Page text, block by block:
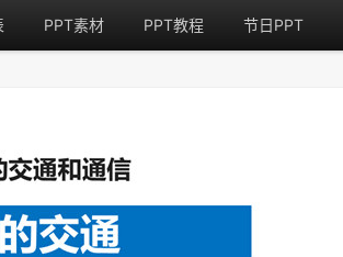
PPT素材 PPT教程 节日PPT